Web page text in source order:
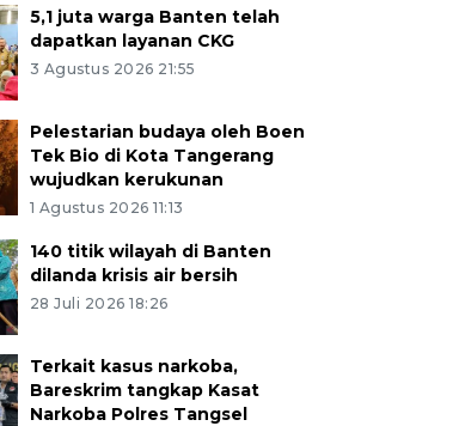
5,1 juta warga Banten telah
dapatkan layanan CKG
3 Agustus 2026 21:55
Pelestarian budaya oleh Boen
Tek Bio di Kota Tangerang
wujudkan kerukunan
1 Agustus 2026 11:13
140 titik wilayah di Banten
dilanda krisis air bersih
28 Juli 2026 18:26
Terkait kasus narkoba,
Bareskrim tangkap Kasat
Narkoba Polres Tangsel